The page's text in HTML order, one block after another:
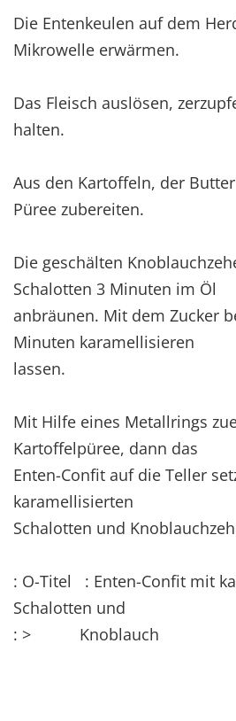
Die Entenkeulen auf dem
Mikrowelle erwärmen.
Das Fleisch auslösen,
halten.
Aus den Kartoffeln, der
Püree zubereiten.
Die geschälten
Schalotten 3 Minuten im Öl
anbräunen. Mit dem Zucker
Minuten karamellisieren
lassen.
Mit Hilfe eines Metallrings
Kartoffelpüree, dann das
Enten-Confit auf die Teller
karamellisierten
Schalotten und
: O-Titel : Enten-Confit mit
Schalotten und
: > Knoblauch